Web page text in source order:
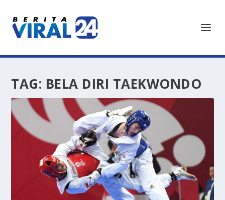
TAG: BELA DIRI TAEKWONDO